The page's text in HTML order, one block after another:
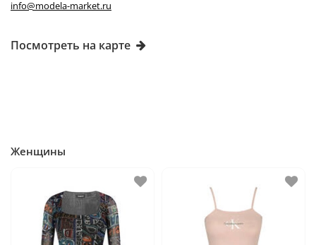
info@modela-market.ru
Посмотреть на карте
Женщины